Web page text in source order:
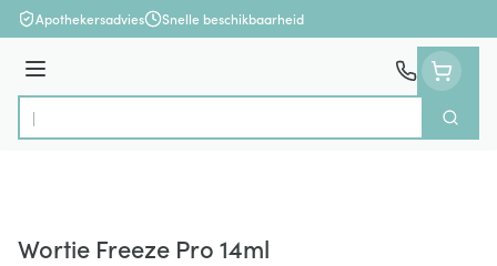
Ga naar de inhoud
Apothekersadvies Snelle beschikbaarheid
Menu
Product, merk, categorie...
Zoek
Wortie Freeze Pro 14ml